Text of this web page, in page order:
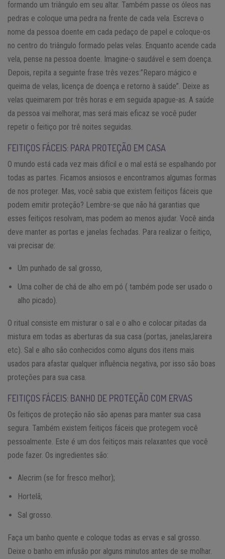
formando um triângulo em seu altar. Também passe os óleos nas
pedras e coloque uma pedra na frente de cada vela. Escreva o
nome da pessoa doente em cada pedaço de papel e coloque-os
no centro do triângulo formado pelas velas. Enquanto acende cada
vela, pense na pessoa doente. Imagine-o saudável e sem doença.
Depois, repita a seguinte frase três vezes:”Reparo mágico e
queima de velas, licença de doença e retorno à saúde”. Deixe as
velas queimarem por três horas e em seguida apague-as. A saúde
da pessoa vai melhorar, mas será mais eficaz se você puder
repetir o feitiço por trê noites seguidas.
FEITIÇOS FÁCEIS: PARA PROTEÇÃO EM CASA
O mundo está cada vez mais difícil e o mal está se espalhando por
todas as partes. Ficamos ansiosos e encontramos algumas formas
de nos proteger. Mas, você sabia que existem feitiços fáceis que
podem emitir proteção? Lembre-se que não há garantias que
esses feitiços resolvam, mas podem ao menos ajudar. Você ainda
deve manter as portas e janelas fechadas. Para realizar o feitiço,
vai precisar de:
Um punhado de sal grosso,
Uma colher de chá de alho em pó ( também pode ser usado o
alho picado).
O ritual consiste em misturar o sal e o alho e colocar pitadas da
mistura em todas as aberturas da sua casa (portas, janelas,lareira
etc). Sal e alho são conhecidos como alguns dos itens mais
usados para afastar qualquer influência negativa, por isso são boas
proteções para sua casa.
FEITIÇOS FÁCEIS: BANHO DE PROTEÇÃO COM ERVAS
Os feitiços de proteção não são apenas para manter sua casa
segura. Também existem feitiços fáceis que protegem você
pessoalmente. Este é um dos feitiços mais relaxantes que você
pode fazer. Os ingredientes são:
Alecrim (se for fresco melhor);
Hortelã;
Sal grosso.
Faça um banho quente e coloque todas as ervas e sal grosso.
Deixe o banho em infusão por alguns minutos antes de se molhar.